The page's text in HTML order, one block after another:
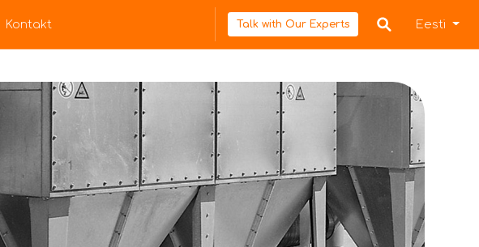
Kontakt Talk with Our Experts Eesti